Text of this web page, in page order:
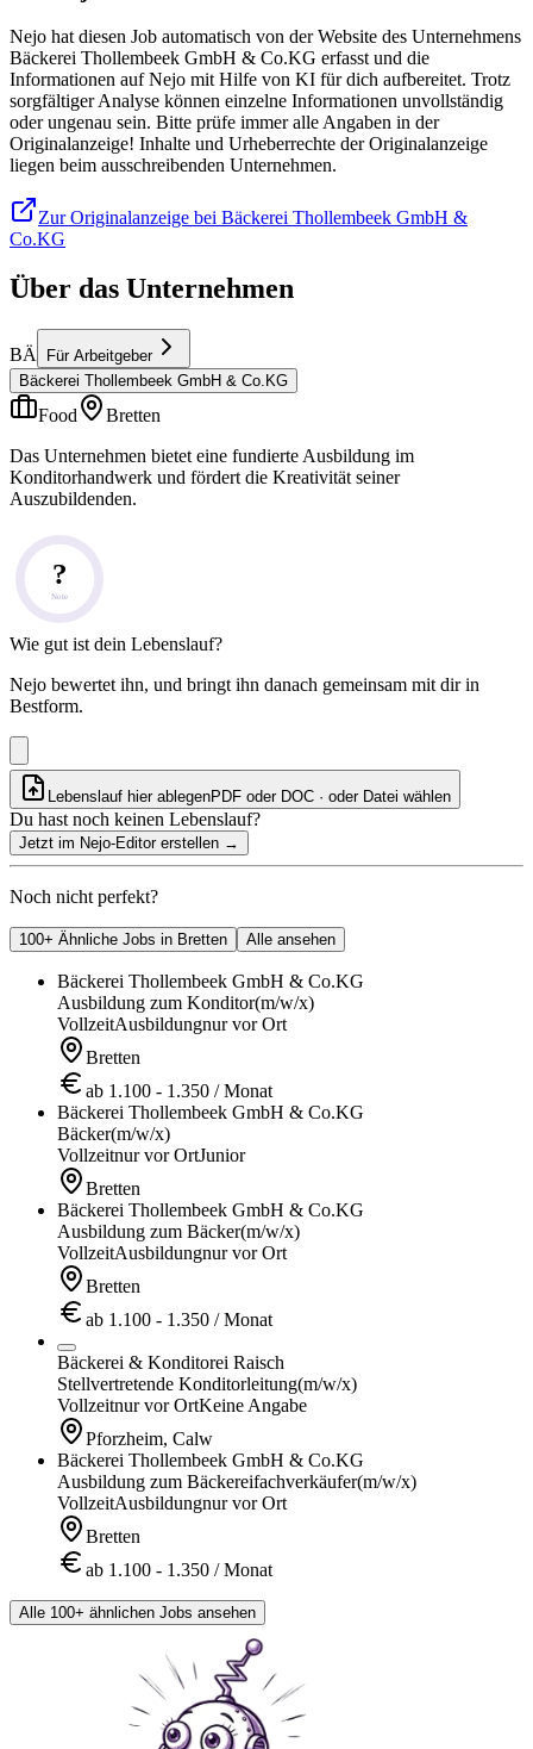
Nejo hat diesen Job automatisch von der Website des Unternehmens
Bäckerei Thollembeek GmbH & Co.KG erfasst und die
Informationen auf Nejo mit Hilfe von KI für dich aufbereitet. Trotz
sorgfältiger Analyse können einzelne Informationen unvollständig
oder ungenau sein. Bitte prüfe immer alle Angaben in der
Originalanzeige! Inhalte und Urheberrechte der Originalanzeige
liegen beim ausschreibenden Unternehmen.
Zur Originalanzeige bei Bäckerei Thollembeek GmbH &
Co.KG
Über das Unternehmen
BÄ
Für Arbeitgeber
Bäckerei Thollembeek GmbH & Co.KG
Food
Bretten
Das Unternehmen bietet eine fundierte Ausbildung im
Konditorhandwerk und fördert die Kreativität seiner
Auszubildenden.
?
Note
Wie gut ist dein Lebenslauf?
Nejo bewertet ihn, und bringt ihn danach gemeinsam mit dir in
Bestform.
Lebenslauf hier ablegenPDF oder DOC · oder Datei wählen
Du hast noch keinen Lebenslauf?
Jetzt im Nejo-Editor erstellen →
Noch nicht perfekt?
100+ Ähnliche Jobs in Bretten Alle ansehen
Bäckerei Thollembeek GmbH & Co.KG
Ausbildung zum Konditor(m/w/x)
VollzeitAusbildungnur vor Ort
Bretten
ab 1.100 - 1.350 / Monat
Bäckerei Thollembeek GmbH & Co.KG
Bäcker(m/w/x)
Vollzeitnur vor OrtJunior
Bretten
Bäckerei Thollembeek GmbH & Co.KG
Ausbildung zum Bäcker(m/w/x)
VollzeitAusbildungnur vor Ort
Bretten
ab 1.100 - 1.350 / Monat
Bäckerei & Konditorei Raisch
Stellvertretende Konditorleitung(m/w/x)
Vollzeitnur vor OrtKeine Angabe
Pforzheim, Calw
Bäckerei Thollembeek GmbH & Co.KG
Ausbildung zum Bäckereifachverkäufer(m/w/x)
VollzeitAusbildungnur vor Ort
Bretten
ab 1.100 - 1.350 / Monat
Alle 100+ ähnlichen Jobs ansehen